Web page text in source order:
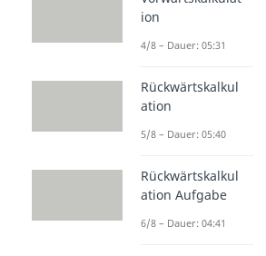
ion
4/8 – Dauer: 05:31
Rückwärtskalkul
ation
5/8 – Dauer: 05:40
Rückwärtskalkul
ation Aufgabe
6/8 – Dauer: 04:41